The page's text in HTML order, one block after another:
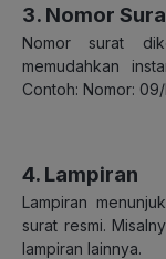
3. Nomor
Nomor surat
memudahkan
Contoh: Nomor:
4. Lampiran
Lampiran
surat resmi.
lampiran lainnya.